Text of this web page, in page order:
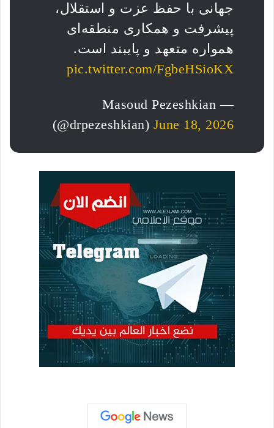
جهانی با حفظ عزت و استقلال،
پیشرفت و همکاری منطقه‌ای
همواره متعهد و پایبند است.
pic.twitter.com/FgbeHSioKX
— Masoud Pezeshkian
(@drpezeshkian) June 18, 2026